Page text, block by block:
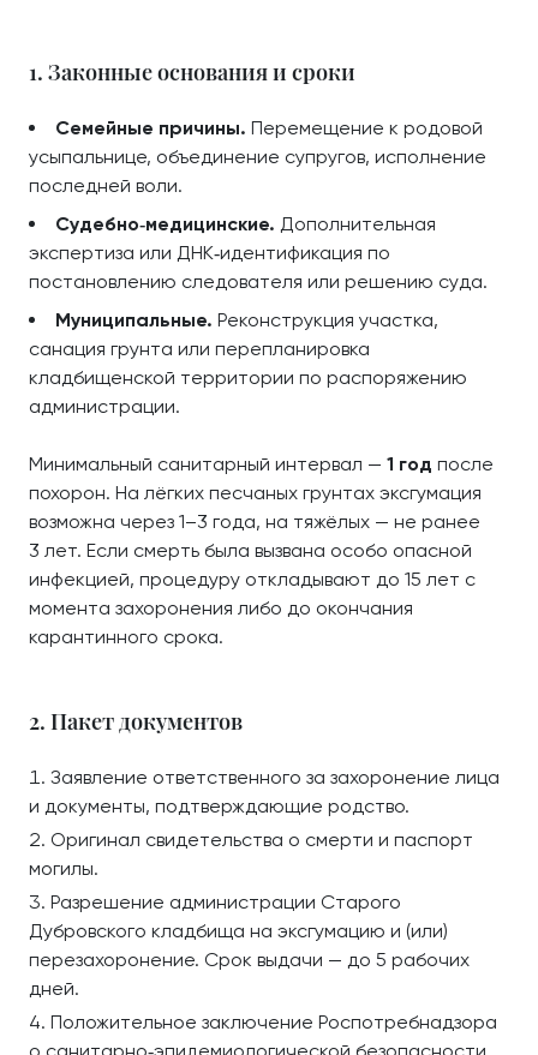
1. Законные основания и сроки
Семейные причины. Перемещение к родовой
усыпальнице, объединение супругов, исполнение
последней воли.
Судебно‑медицинские. Дополнительная
экспертиза или ДНК‑идентификация по
постановлению следователя или решению суда.
Муниципальные. Реконструкция участка,
санация грунта или перепланировка
кладбищенской территории по распоряжению
администрации.
Минимальный санитарный интервал — 1 год после
похорон. На лёгких песчаных грунтах эксгумация
возможна через 1–3 года, на тяжёлых — не ранее
3 лет. Если смерть была вызвана особо опасной
инфекцией, процедуру откладывают до 15 лет с
момента захоронения либо до окончания
карантинного срока.
2. Пакет документов
Заявление ответственного за захоронение лица
и документы, подтверждающие родство.
Оригинал свидетельства о смерти и паспорт
могилы.
Разрешение администрации Старого
Дубровского кладбища на эксгумацию и (или)
перезахоронение. Срок выдачи — до 5 рабочих
дней.
Положительное заключение Роспотребнадзора